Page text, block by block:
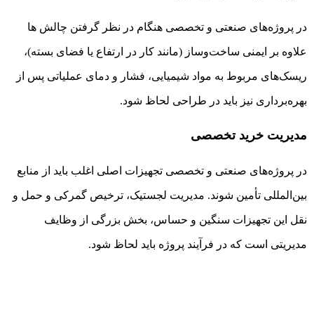
در پروژه‌های صنعتی و تخصصی هنگام در نظر گرفتن چالش ها
علاوه بر ایمنی ساخت‌وساز (مانند کار در ارتفاع یا فضای بسته)،
ریسک‌های مربوط به مواد شیمیایی، فشار و دمای عملیاتی پس از
بهره‌برداری نیز باید در طراحی لحاظ شود.
مدیریت خرید تخصصی
در پروژه‌های صنعتی و تخصصی تجهیزات اصلی اغلب باید از منابع
بین‌المللی تأمین شوند. مدیریت لجستیک، ترخیص گمرکی و حمل و
نقل این تجهیزات سنگین و حساس، بخش بزرگی از وظایف
مدیریتی است که در فرآیند پروژه باید لحاظ شود.